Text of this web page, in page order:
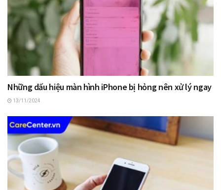
Những dấu hiệu màn hình iPhone bị hỏng nên xử lý ngay
13/11/2024